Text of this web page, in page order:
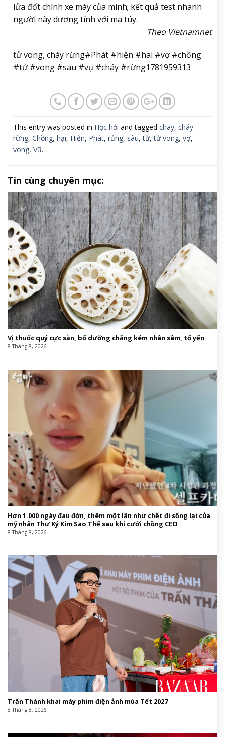
lửa đốt chính xe máy của mình; kết quả test nhanh
người này dương tính với ma túy.
Theo Vietnamnet
tử vong, cháy rừng#Phát #hiện #hai #vợ #chồng
#tử #vong #sau #vụ #cháy #rừng1781959313
This entry was posted in Học hỏi and tagged chay, cháy
rừng, Chồng, hại, Hiện, Phát, rủng, sâu,từ,tử vong, vợ,
vong, Vũ.
Tin cùng chuyên mục:
Vị thuốc quý cực sẵn, bổ dưỡng chẳng kém nhân sâm, tổ yến
8 Tháng 8, 2026
Hơn 1.000 ngày đau đớn, thêm một lần như chết đi sống lại của
mỹ nhân Thư Ký Kim Sao Thế sau khi cưới chồng CEO
8 Tháng 8, 2026
Trấn Thành khai máy phim điện ảnh mùa Tết 2027
8 Tháng 8, 2026